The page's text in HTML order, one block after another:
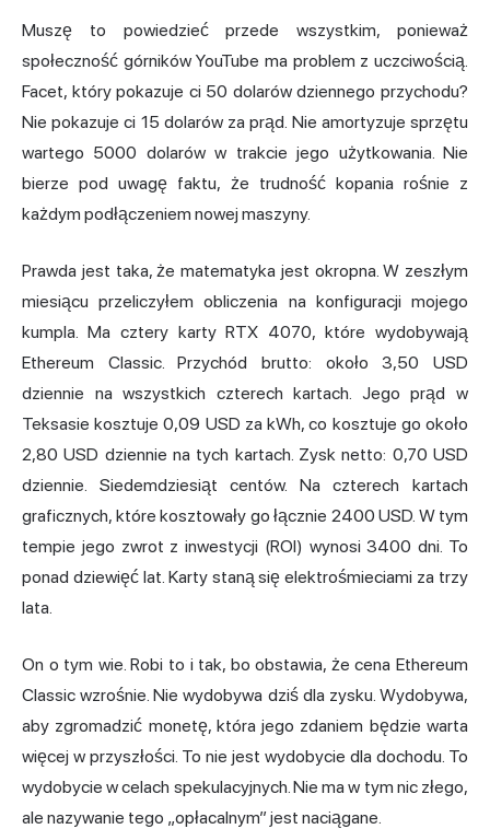
Muszę to powiedzieć przede wszystkim, ponieważ
społeczność górników YouTube ma problem z uczciwością.
Facet, który pokazuje ci 50 dolarów dziennego przychodu?
Nie pokazuje ci 15 dolarów za prąd. Nie amortyzuje sprzętu
wartego 5000 dolarów w trakcie jego użytkowania. Nie
bierze pod uwagę faktu, że trudność kopania rośnie z
każdym podłączeniem nowej maszyny.
Prawda jest taka, że matematyka jest okropna. W zeszłym
miesiącu przeliczyłem obliczenia na konfiguracji mojego
kumpla. Ma cztery karty RTX 4070, które wydobywają
Ethereum Classic. Przychód brutto: około 3,50 USD
dziennie na wszystkich czterech kartach. Jego prąd w
Teksasie kosztuje 0,09 USD za kWh, co kosztuje go około
2,80 USD dziennie na tych kartach. Zysk netto: 0,70 USD
dziennie. Siedemdziesiąt centów. Na czterech kartach
graficznych, które kosztowały go łącznie 2400 USD. W tym
tempie jego zwrot z inwestycji (ROI) wynosi 3400 dni. To
ponad dziewięć lat. Karty staną się elektrośmieciami za trzy
lata.
On o tym wie. Robi to i tak, bo obstawia, że cena Ethereum
Classic wzrośnie. Nie wydobywa dziś dla zysku. Wydobywa,
aby zgromadzić monetę, która jego zdaniem będzie warta
więcej w przyszłości. To nie jest wydobycie dla dochodu. To
wydobycie w celach spekulacyjnych. Nie ma w tym nic złego,
ale nazywanie tego „opłacalnym” jest naciągane.